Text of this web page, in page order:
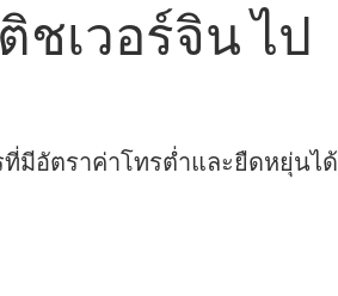
ชเวอร์จิน ไป
มีอัตราค่าโทรต่ำและยืดหยุ่นได้